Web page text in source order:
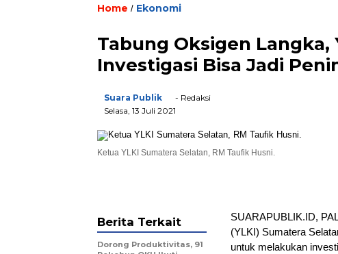
Home / Ekonomi
Tabung Oksigen Langka,
Investigasi Bisa Jadi
Suara Publik
- Redaksi
Selasa, 13 Juli 2021
Ketua YLKI Sumatera Selatan, RM Taufik Husni.
SUARAPUBLIK.ID,
(YLKI) Sumatera
untuk melakukan
Berita Terkait
Dorong Produktivitas, 91